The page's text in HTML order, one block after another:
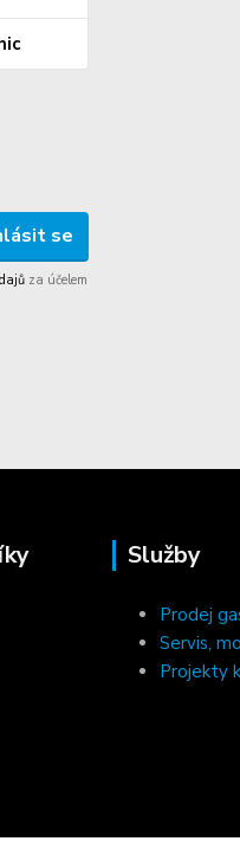
se
za účelem
Služby
Prodej
Servis,
Projekty